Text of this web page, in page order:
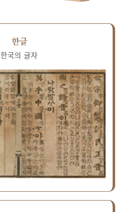
한글
한국의 글자